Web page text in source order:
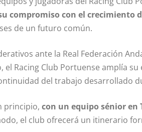
compromiso con el crecimiento
de un futuro común.
ante la Real Federación
el Racing Club Portuense amplía
del trabajo desarrollado
principio, con un equipo sénior en
el club ofrecerá un itinerario